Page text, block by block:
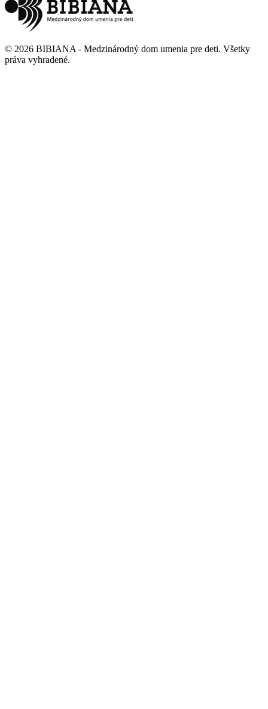
© 2026 BIBIANA - Medzinárodný dom umenia pre deti. Všetky
práva vyhradené.